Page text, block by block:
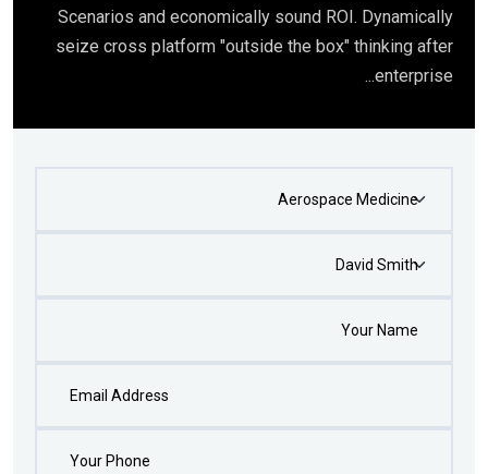
Scenarios and economically sound ROI. Dynamically
seize cross platform "outside the box" thinking after
enterprise...